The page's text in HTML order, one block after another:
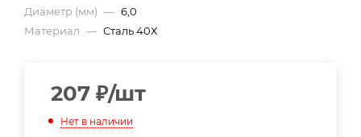
Диаметр (мм) — 6,0
Материал — Сталь 40Х
207 ₽/шт
Нет в наличии